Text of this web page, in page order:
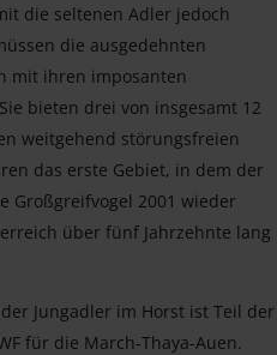
die seltenen Adler jedoch
die ausgedehnten
mit ihren imposanten
bieten drei von insgesamt 12
weitgehend störungsfreien
das erste Gebiet, in dem der
Großgreifvogel 2001 wieder
über fünf Jahrzehnte lang
Jungadler im Horst ist Teil der
für die March-Thaya-Auen.